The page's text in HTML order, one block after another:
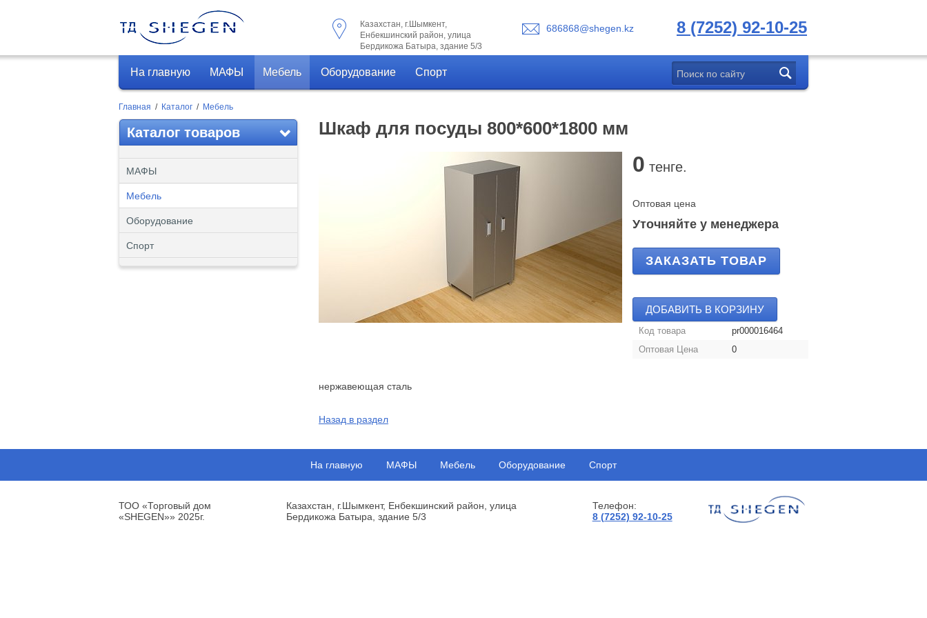
Казахстан, г.Шымкент,
Енбекшинский район, улица
Бердикожа Батыра, здание 5/3
686868@shegen.kz 8 (7252) 92-10-25
На главную МАФЫ Мебель Оборудование Спорт
Главная / Каталог / Мебель
Каталог товаров
МАФЫ
Мебель
Оборудование
Спорт
Шкаф для посуды 800*600*1800 мм
0 тенге.
Оптовая цена
Уточняйте у менеджера
ЗАКАЗАТЬ ТОВАР
ДОБАВИТЬ В КОРЗИНУ
Код товара
pr000016464
Оптовая Цена
0
нержавеющая сталь
Назад в раздел
На главную МАФЫ Мебель Оборудование Спорт
ТОО «Торговый дом
«SHEGEN»» 2025г.
Казахстан, г.Шымкент, Енбекшинский район, улица
Бердикожа Батыра, здание 5/3
Телефон:
8 (7252) 92-10-25